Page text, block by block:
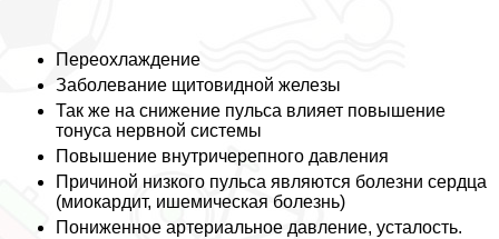
Переохлаждение
Заболевание щитовидной железы
Так же на снижение пульса влияет повышение
тонуса нервной системы
Повышение внутричерепного давления
Причиной низкого пульса являются болезни сердца
(миокардит, ишемическая болезнь)
Пониженное артериальное давление, усталость.